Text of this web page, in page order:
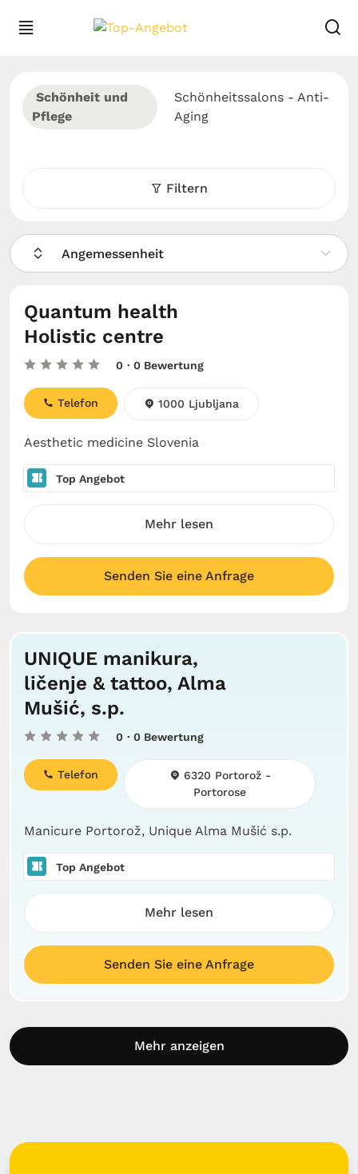
Schönheit und
Pflege
Schönheitssalons - Anti-
Aging
Filtern
Angemessenheit
Quantum health
Holistic centre
0 · 0 Bewertung
Aesthetic medicine Slovenia
Telefon 1000 Ljubljana
Top Angebot
Mehr lesen
Senden Sie eine Anfrage
UNIQUE manikura,
ličenje & tattoo, Alma
Mušić, s.p.
0 · 0 Bewertung
Manicure Portorož, Unique Alma Mušić s.p.
Telefon
6320 Portorož -
Portorose
Top Angebot
Mehr lesen
Senden Sie eine Anfrage
Mehr anzeigen